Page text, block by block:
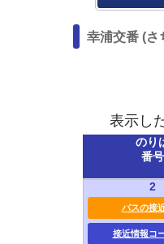
幸浦交番 (
表示し
のり
番号
2
バスの接
接近情報コ